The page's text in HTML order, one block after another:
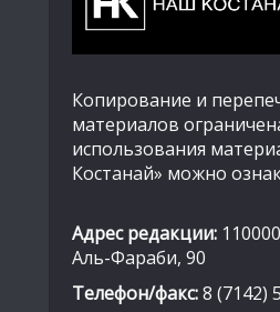
Копирование и
материалов
использования
Костанай» можно
Адрес редакции:
Аль-Фараби, 90
Телефон/факс:8 (7142)